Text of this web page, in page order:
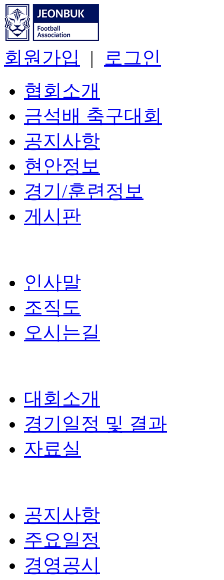
회원가입 | 로그인
협회소개
금석배 축구대회
공지사항
현안정보
경기/훈련정보
게시판
인사말
조직도
오시는길
대회소개
경기일정 및 결과
자료실
공지사항
주요일정
경영공시